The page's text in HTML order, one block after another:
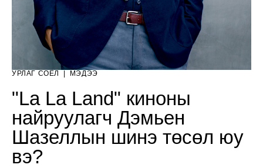
УРЛАГ СОЁЛ | МЭДЭЭ
"La La Land" киноны
найруулагч Дэмьен
Шазеллын шинэ төсөл юу
вэ?